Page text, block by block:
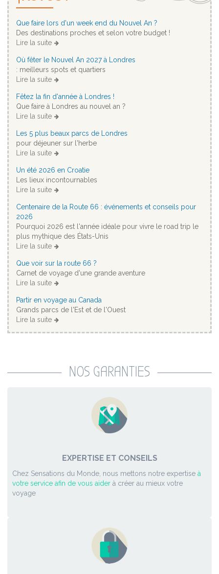
Que faire lors d'un week end du Nouvel An ?
Des destinations proches et selon votre budget !
Lire la suite
Où fêter le Nouvel An 2027 à Londres
: meilleurs spots et quartiers
Lire la suite
Fêtez la fin d'année à Londres !
Que faire à Londres au nouvel an ?
Lire la suite
Les 5 plus beaux parcs de Londres
pour déjeuner sur l'herbe
Lire la suite
Un été 2026 en Croatie
Les lieux incontournables
Lire la suite
Centenaire de la Route 66 : événements et conseils pour
2026
Pourquoi 2026 est l'année idéale pour vivre le road trip le
plus mythique des États-Unis
Lire la suite
Que voir sur la route 66 ?
Carnet de voyage d'une grande aventure
Lire la suite
Partir en voyage au Canada
Grands parcs de l'Est et de l'Ouest
Lire la suite
NOS GARANTIES
EXPERTISE ET CONSEILS
Chez Sensations du Monde, nous mettons notre expertise à
votre service afin de vous aider à créer au mieux votre
voyage